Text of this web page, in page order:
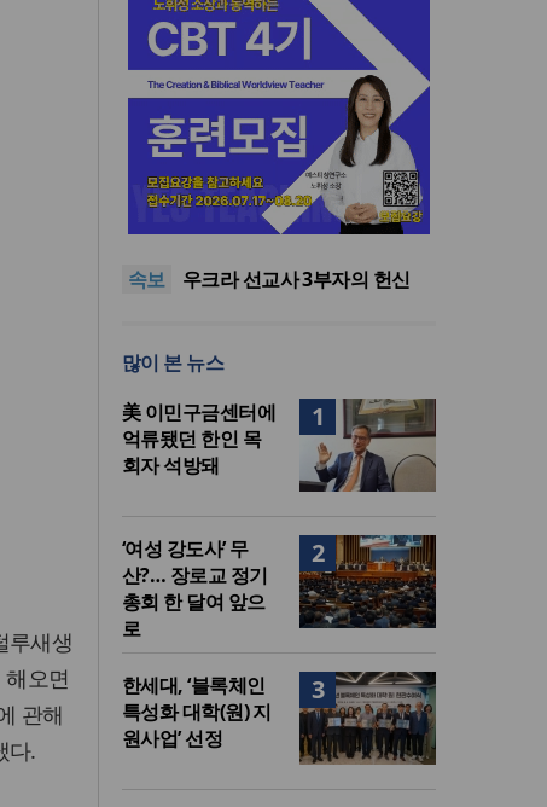
루새생
오면
관해
다.
속보
인도 마하라슈트라주 개종 금
지법 시행… 기독교계 강력 반
올리벳대학교, 리버사이드 120
인… 장기 개발 기반 확보
한인 목회자 석방돼
우크라 선교사 3부자의 헌신
지법 시행… 기독교계 강력 반
올리벳대학교, 리버사이드 120
만 평 캠퍼스 부지 영구 사용 승
인… 장기 개발 기반 확보
많이 본 뉴스
1
美 이민구금센터에
억류됐던 한인 목
회자 석방돼
2
‘여성 강도사’ 무
산?… 장로교 정기
총회 한 달여 앞으
로
3
한세대, ‘블록체인
특성화 대학(원) 지
원사업’ 선정